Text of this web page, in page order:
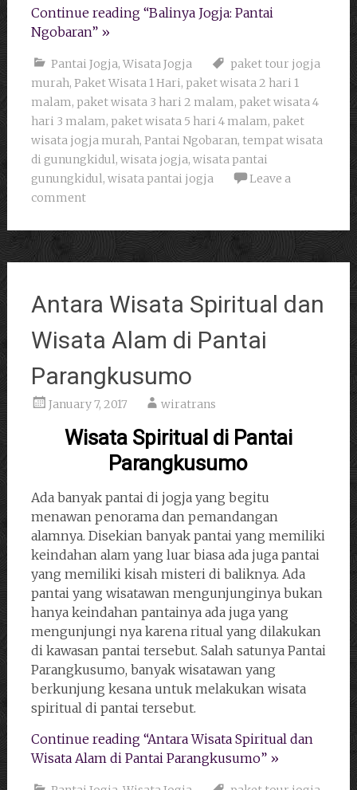
Continue reading “Balinya Jogja: Pantai
Ngobaran” »
Pantai Jogja, Wisata Jogja
paket tour jogja
murah, Paket Wisata 1 Hari, paket wisata 2 hari 1
malam, paket wisata 3 hari 2 malam, paket wisata 4
hari 3 malam, paket wisata 5 hari 4 malam, paket
wisata jogja murah, Pantai Ngobaran, tempat wisata
di gunungkidul, wisata jogja, wisata pantai
gunungkidul, wisata pantai jogja
Leave a
comment
Antara Wisata Spiritual dan
Wisata Alam di Pantai
Parangkusumo
January 7, 2017 wiratrans
Wisata Spiritual di Pantai
Parangkusumo
Ada banyak pantai di jogja yang begitu
menawan penorama dan pemandangan
alamnya. Disekian banyak pantai yang memiliki
keindahan alam yang luar biasa ada juga pantai
yang memiliki kisah misteri di baliknya. Ada
pantai yang wisatawan mengunjunginya bukan
hanya keindahan pantainya ada juga yang
mengunjungi nya karena ritual yang dilakukan
di kawasan pantai tersebut. Salah satunya Pantai
Parangkusumo, banyak wisatawan yang
berkunjung kesana untuk melakukan wisata
spiritual di pantai tersebut.
Continue reading “Antara Wisata Spiritual dan
Wisata Alam di Pantai Parangkusumo” »